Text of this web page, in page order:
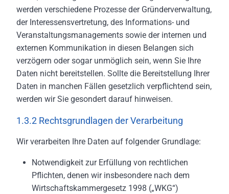
werden verschiedene Prozesse der Gründerverwaltung,
der Interessensvertretung, des Informations- und
Veranstaltungsmanagements sowie der internen und
externen Kommunikation in diesen Belangen sich
verzögern oder sogar unmöglich sein, wenn Sie Ihre
Daten nicht bereitstellen. Sollte die Bereitstellung Ihrer
Daten in manchen Fällen gesetzlich verpflichtend sein,
werden wir Sie gesondert darauf hinweisen.
1.3.2 Rechtsgrundlagen der Verarbeitung
Wir verarbeiten Ihre Daten auf folgender Grundlage:
Notwendigkeit zur Erfüllung von rechtlichen
Pflichten, denen wir insbesondere nach dem
Wirtschaftskammergesetz 1998 („WKG“)